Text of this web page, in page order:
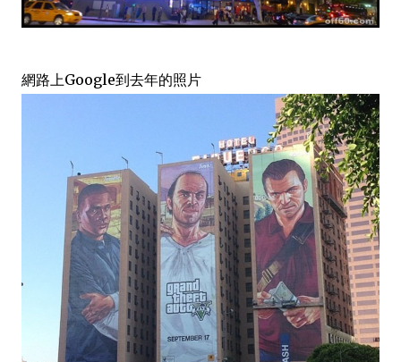
網路上Google到去年的照片